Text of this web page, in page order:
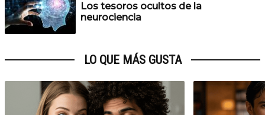
Los tesoros ocultos de la
neurociencia
LO QUE MÁS GUSTA